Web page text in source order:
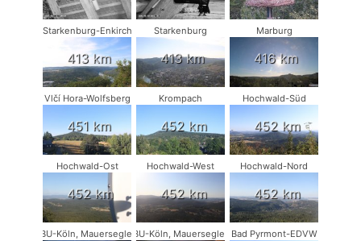
Starkenburg-Enkirch
413 km
Starkenburg
413 km
Marburg
416 km
Vlčí Hora-Wolfsberg
451 km
Krompach
452 km
Hochwald-Süd
452 km
Hochwald-Ost
452 km
Hochwald-West
452 km
Hochwald-Nord
452 km
NABU-Köln, Mauersegler #1NABU-Köln, Mauersegler #2Bad Pyrmont-EDVW